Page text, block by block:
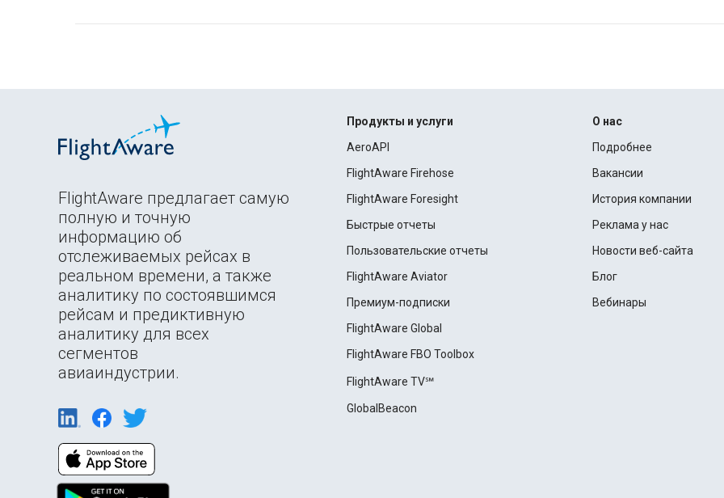
FlightAware предлагает самую
полную и точную
информацию об
отслеживаемых рейсах в
реальном времени, а также
аналитику по состоявшимся
рейсам и предиктивную
аналитику для всех
сегментов
авиаиндустрии.
Продукты и услуги
AeroAPI
FlightAware Firehose
FlightAware Foresight
Быстрые отчеты
Пользовательские отчеты
FlightAware Aviator
Премиум-подписки
FlightAware Global
FlightAware FBO Toolbox
FlightAware TV℠
GlobalBeacon
О нас
Подробнее
Вакансии
История компании
Реклама у нас
Новости веб-сайта
Блог
Вебинары